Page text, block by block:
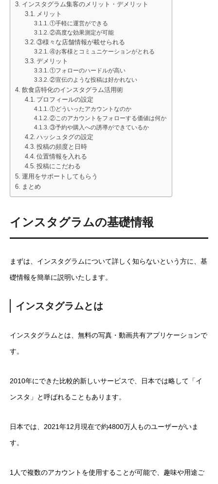
インスタグラム集客のメリット・デメリット
メリット
①手軽に運営ができる
②高度な効果測定が可能
③様々な店舗情報が載せられる
④お客様とコミュニケーションがとれる
デメリット
①フォローのハードルが高い
②宣伝のような投稿は好かれない
飲食店特化のインスタグラム活用術
プロフィールの設定
①どういったアカウントなのか
②このアカウントをフォローする価値は何か
③予約や購入への誘導ができているか
ハッシュタグの設定
投稿の頻度と日時
位置情報を入れる
投稿にこだわる
運用をサポートしてもらう
まとめ
インスタグラムの基礎情報
まずは、インスタグラムについて詳しく知らないという方に、基
礎情報を簡単に説明いたします。
インスタグラムとは
インスタグラムとは、無料の写真・動画共有アプリケーションで
す。
2010年にできた比較的新しいサービスで、日本では略して「イ
ンスタ」と呼ばれることもあります。
日本では、2021年12月現在で約4800万人ものユーザーがいま
す。
1人で複数のアカウントを使用することが可能で、趣味や用途ご